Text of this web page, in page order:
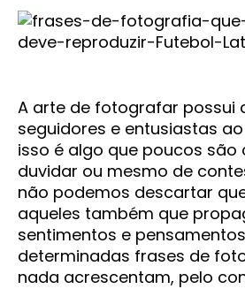
A arte de fotografar possui
seguidores e entusiastas
isso é algo que poucos são
duvidar ou mesmo de
não podemos descartar
aqueles também que
sentimentos e
determinadas frases de
nada acrescentam, pelo